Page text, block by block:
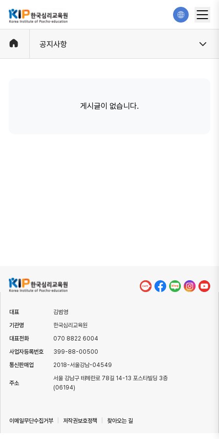
공지사항
게시글이 없습니다.
대표
김범영
기관명
한국심리교육원
주소
서울 강남구 테헤란로 78길 14-13 포스타빌딩 3층
(06194)
사업자등록번호
399-88-00500
통신판매업
2018-서울강남-04549
대표전화 070 8822 6004
이메일무단수집거부 저작권보호정책 찾아오는 길